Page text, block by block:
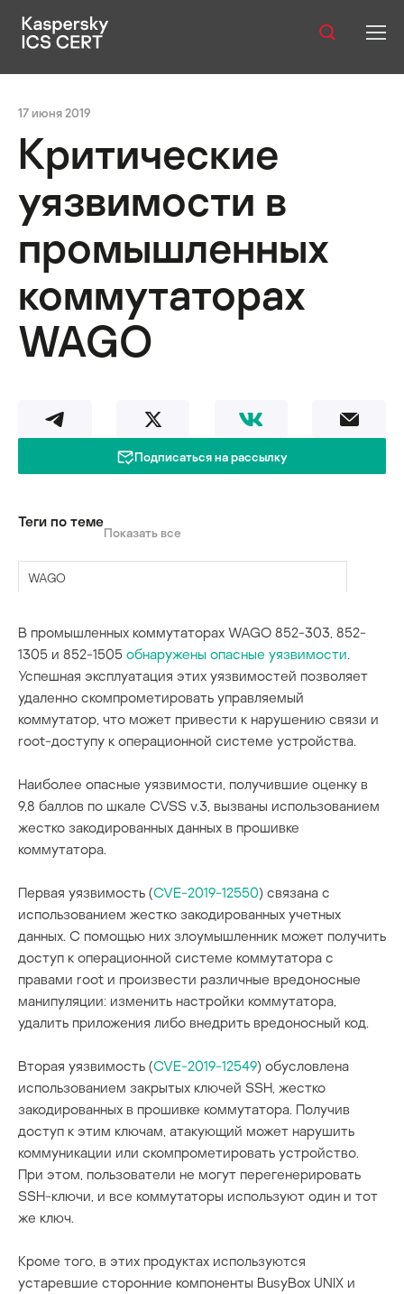
Услуги
Уязвимости
Статистика
Русский
17 июня 2019
Критические
уязвимости в
промышленных
коммутаторах
WAGO
Подписаться на рассылку
Теги по теме
Показать все
WAGO
уязвимости
В промышленных коммутаторах WAGO 852-303, 852-
1305 и 852-1505 обнаружены опасные уязвимости.
Успешная эксплуатация этих уязвимостей позволяет
удаленно скомпрометировать управляемый
коммутатор, что может привести к нарушению связи и
root-доступу к операционной системе устройства.
Наиболее опасные уязвимости, получившие оценку в
9,8 баллов по шкале CVSS v.3, вызваны использованием
жестко закодированных данных в прошивке
коммутатора.
Первая уязвимость (CVE-2019-12550) связана с
использованием жестко закодированных учетных
данных. С помощью них злоумышленник может получить
доступ к операционной системе коммутатора с
правами root и произвести различные вредоносные
манипуляции: изменить настройки коммутатора,
удалить приложения либо внедрить вредоносный код.
Вторая уязвимость (CVE-2019-12549) обусловлена
использованием закрытых ключей SSH, жестко
закодированных в прошивке коммутатора. Получив
доступ к этим ключам, атакующий может нарушить
коммуникации или скомпрометировать устройство.
При этом, пользователи не могут перегенерировать
SSH-ключи, и все коммутаторы используют один и тот
же ключ.
Кроме того, в этих продуктах используются
устаревшие сторонние компоненты BusyBox UNIX и